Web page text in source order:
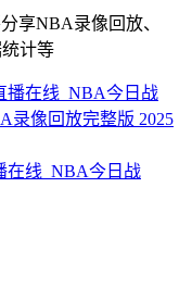
享NBA录像回放、
计等
在线_NBA今日战